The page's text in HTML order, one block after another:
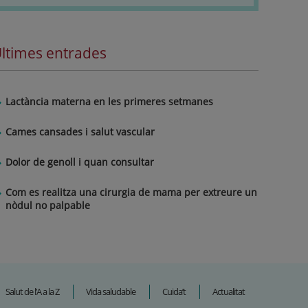
entrades
Lactància materna en les primeres setmanes
Cames cansades i salut vascular
Dolor de genoll i quan consultar
Com es realitza una cirurgia de mama per extreure un
nòdul no palpable
Salut de l’A a la Z Vida saludable Cuida’t Actualitat